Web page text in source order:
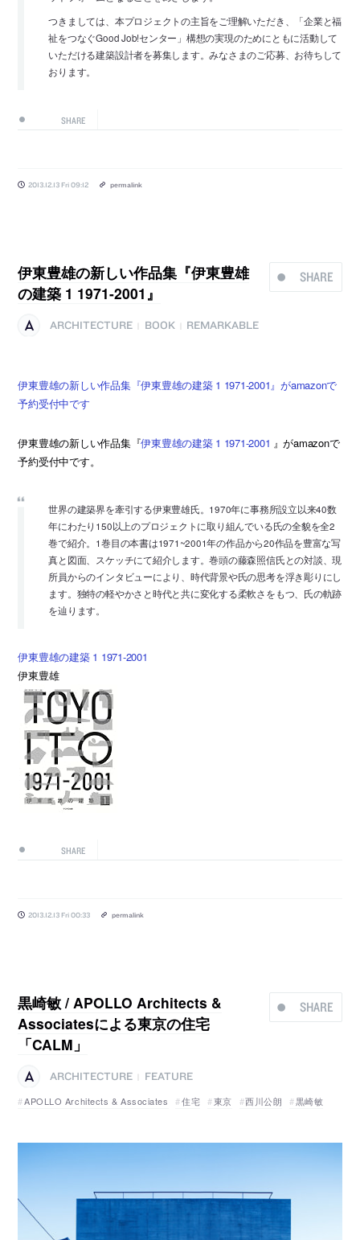
つきましては、本プロジェクトの主旨をご理解いただき、「企業と福
祉をつなぐGood Job!センター」構想の実現のためにともに活動して
いただける建築設計者を募集します。みなさまのご応募、お待ちして
おります。
SHARE
2013.12.13 Fri 09:12 permalink
SHARE
伊東豊雄の新しい作品集『伊東豊雄
の建築 1 1971-2001』
ARCHITECTURE BOOK REMARKABLE
伊東豊雄の新しい作品集『伊東豊雄の建築 1 1971-2001』がamazonで
予約受付中です
伊東豊雄の新しい作品集『伊東豊雄の建築 1 1971-2001 』がamazonで
予約受付中です。
世界の建築界を牽引する伊東豊雄氏。1970年に事務所設立以来40数
年にわたり150以上のプロジェクトに取り組んでいる氏の全貌を全2
巻で紹介。1巻目の本書は1971~2001年の作品から20作品を豊富な写
真と図面、スケッチにて紹介します。巻頭の藤森照信氏との対談、現
所員からのインタビューにより、時代背景や氏の思考を浮き彫りにし
ます。独特の軽やかさと時代と共に変化する柔軟さをもつ、氏の軌跡
を辿ります。
伊東豊雄の建築 1 1971-2001
伊東豊雄
SHARE
2013.12.13 Fri 00:33 permalink
SHARE
黒崎敏 / APOLLO Architects &
Associatesによる東京の住宅
「CALM」
ARCHITECTURE
FEATURE
APOLLO Architects & Associates
住宅 東京 西川公朗 黒崎敏